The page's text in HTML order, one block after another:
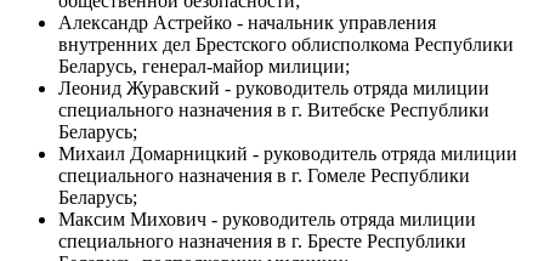
Александр Астрейко - начальник управления
внутренних дел Брестского облисполкома Республики
Беларусь, генерал-майор милиции;
Леонид Журавский - руководитель отряда милиции
специального назначения в г. Витебске Республики
Беларусь;
Михаил Домарницкий - руководитель отряда милиции
специального назначения в г. Гомеле Республики
Беларусь;
Максим Михович - руководитель отряда милиции
специального назначения в г. Бресте Республики